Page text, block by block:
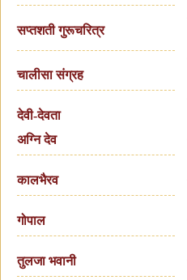
सप्तशती गुरूचरित्र
चालीसा संग्रह
देवी-देवता
अग्नि देव
कालभैरव
गोपाल
तुलजा भवानी